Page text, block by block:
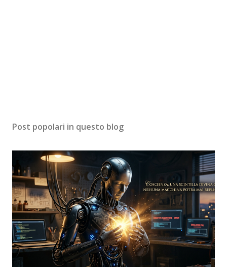
Post popolari in questo blog